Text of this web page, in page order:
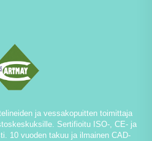
ja vessakopuitten toimittaja
Sertifioitu ISO-, CE- ja
10 vuoden takuu ja ilmainen CAD-